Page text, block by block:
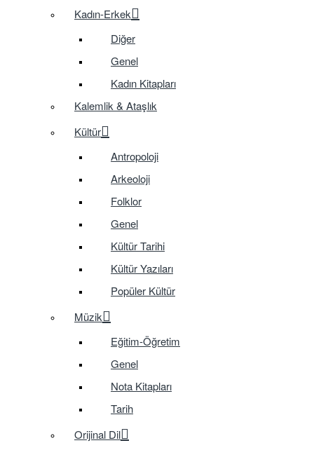
Kadın-Erkek
Diğer
Genel
Kadın Kitapları
Kalemlik & Ataşlık
Kültür
Antropoloji
Arkeoloji
Folklor
Genel
Kültür Tarihi
Kültür Yazıları
Popüler Kültür
Müzik
Eğitim-Öğretim
Genel
Nota Kitapları
Tarih
Orijinal Dil